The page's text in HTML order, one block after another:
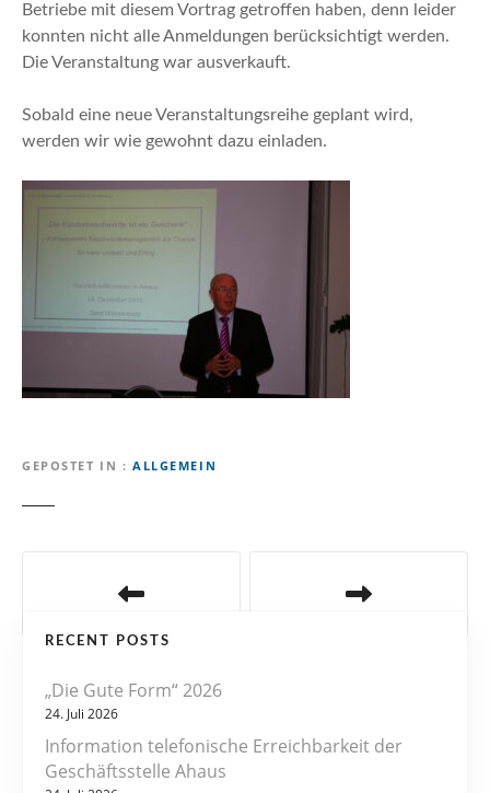
Betriebe mit diesem Vortrag getroffen haben, denn leider
konnten nicht alle Anmeldungen berücksichtigt werden.
Die Veranstaltung war ausverkauft.
Sobald eine neue Veranstaltungsreihe geplant wird,
werden wir wie gewohnt dazu einladen.
GEPOSTET IN ALLGEMEIN
RECENT POSTS
„Die Gute Form“ 2026
24. Juli 2026
Information telefonische Erreichbarkeit der
Geschäftsstelle Ahaus